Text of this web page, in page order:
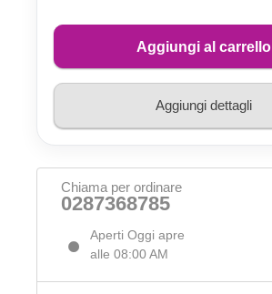
Aggiungi al carrello
Aggiungi dettagli
Chiama per ordinare
0287368785
Aperti Oggi apre
alle 08:00 AM